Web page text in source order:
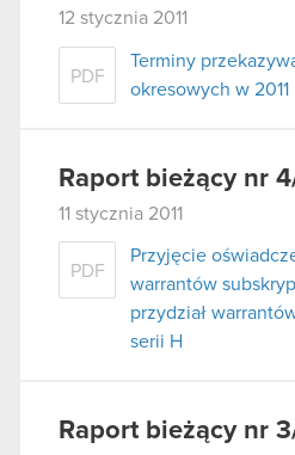
12 stycznia 2011
PDF
Terminy
okresowych w 2011
Raport bieżący nr
11 stycznia 2011
PDF
Przyjęcie
warrantów
przydział
serii H
Raport bieżący nr